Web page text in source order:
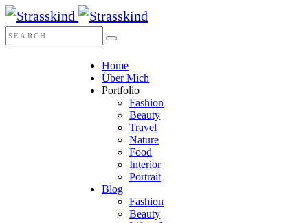
Home
Über Mich
Portfolio
Fashion
Beauty
Travel
Nature
Food
Interior
Portrait
Blog
Fashion
Beauty